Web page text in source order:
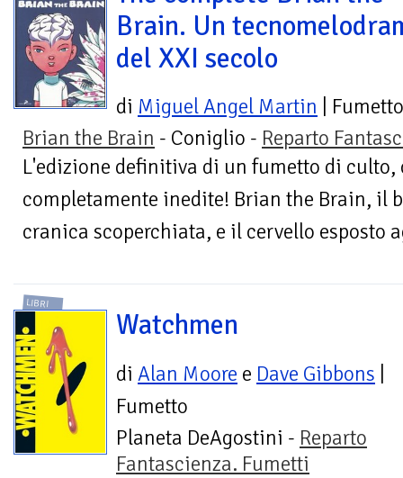
Brain. Un
del XXI secolo
di Miguel Angel Martin | Fumetto
Brian the Brain - Coniglio - Reparto
L'edizione definitiva di un fumetto di culto,
completamente inedite! Brian the Brain, il
cranica scoperchiata, e il cervello esposto
LIBRI
Watchmen
di Alan Moore e Dave Gibbons
Fumetto
Planeta DeAgostini - Reparto
Fantascienza. Fumetti